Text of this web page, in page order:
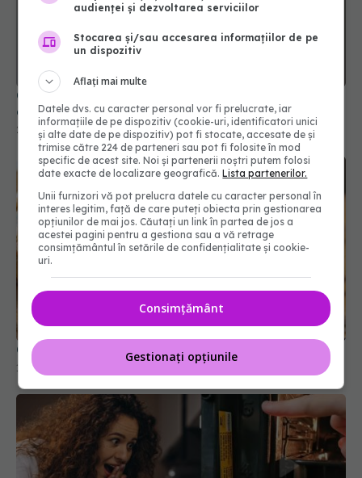
Cum să îți îngrijești puloverele din lână. Trucuri
care previn micșorarea și scămoșarea
24 ian 2026, 20:28
Cum salvezi supa prea sărată cu o felie de pâine
10 feb 2026, 20:00
audienței și dezvoltarea serviciilor
Stocarea și/sau accesarea informațiilor de pe
un dispozitiv
Aflați mai multe
Datele dvs. cu caracter personal vor fi prelucrate, iar
informațiile de pe dispozitiv (cookie-uri, identificatori unici
și alte date de pe dispozitiv) pot fi stocate, accesate de și
trimise către 224 de parteneri sau pot fi folosite în mod
specific de acest site. Noi și partenerii noștri putem folosi
date exacte de localizare geografică.Lista partenerilor.
Unii furnizori vă pot prelucra datele cu caracter personal în
interes legitim, față de care puteți obiecta prin gestionarea
opțiunilor de mai jos. Căutați un link în partea de jos a
acestei pagini pentru a gestiona sau a vă retrage
consimțământul în setările de confidențialitate și cookie-
uri.
Consimțământ
Gestionați opțiunile